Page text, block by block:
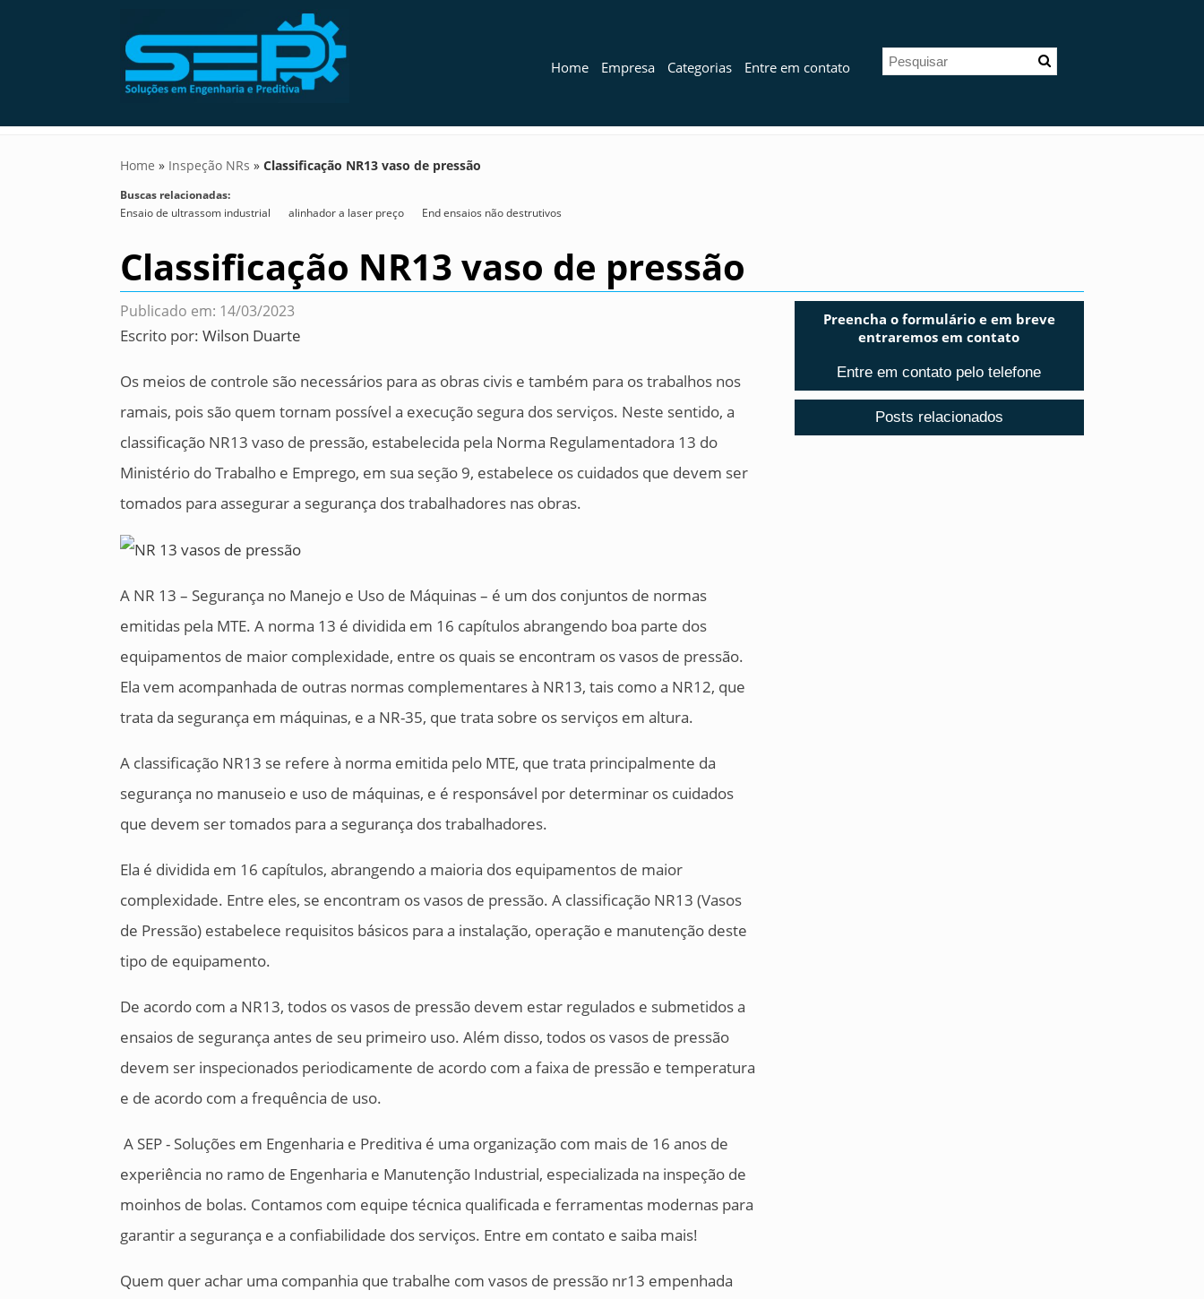
Home Empresa Categorias Entre em contato
Home » Inspeção NRs »Classificação NR13 vaso de pressão
Buscas relacionadas:
Ensaio de ultrassom industrial
alinhador a laser preço End ensaios não destrutivos
Classificação NR13 vaso de pressão
Publicado em: 14/03/2023
Escrito por:Wilson Duarte
Os meios de controle são necessários para as obras civis e também para os trabalhos nos
ramais, pois são quem tornam possível a execução segura dos serviços. Neste sentido, a
classificação NR13 vaso de pressão, estabelecida pela Norma Regulamentadora 13 do
Ministério do Trabalho e Emprego, em sua seção 9, estabelece os cuidados que devem ser
tomados para assegurar a segurança dos trabalhadores nas obras.
A NR 13 – Segurança no Manejo e Uso de Máquinas – é um dos conjuntos de normas
emitidas pela MTE. A norma 13 é dividida em 16 capítulos abrangendo boa parte dos
equipamentos de maior complexidade, entre os quais se encontram os vasos de pressão.
Ela vem acompanhada de outras normas complementares à NR13, tais como a NR12, que
trata da segurança em máquinas, e a NR-35, que trata sobre os serviços em altura.
A classificação NR13 se refere à norma emitida pelo MTE, que trata principalmente da
segurança no manuseio e uso de máquinas, e é responsável por determinar os cuidados
que devem ser tomados para a segurança dos trabalhadores.
Ela é dividida em 16 capítulos, abrangendo a maioria dos equipamentos de maior
complexidade. Entre eles, se encontram os vasos de pressão. A classificação NR13 (Vasos
de Pressão) estabelece requisitos básicos para a instalação, operação e manutenção deste
tipo de equipamento.
De acordo com a NR13, todos os vasos de pressão devem estar regulados e submetidos a
ensaios de segurança antes de seu primeiro uso. Além disso, todos os vasos de pressão
devem ser inspecionados periodicamente de acordo com a faixa de pressão e temperatura
e de acordo com a frequência de uso.
A SEP - Soluções em Engenharia e Preditiva é uma organização com mais de 16 anos de
experiência no ramo de Engenharia e Manutenção Industrial, especializada na inspeção de
moinhos de bolas. Contamos com equipe técnica qualificada e ferramentas modernas para
garantir a segurança e a confiabilidade dos serviços. Entre em contato e saiba mais!
Quem quer achar uma companhia que trabalhe com vasos de pressão nr13 empenhada
Preencha o formulário e em breve
entraremos em contato
Entre em contato pelo telefone
Posts relacionados